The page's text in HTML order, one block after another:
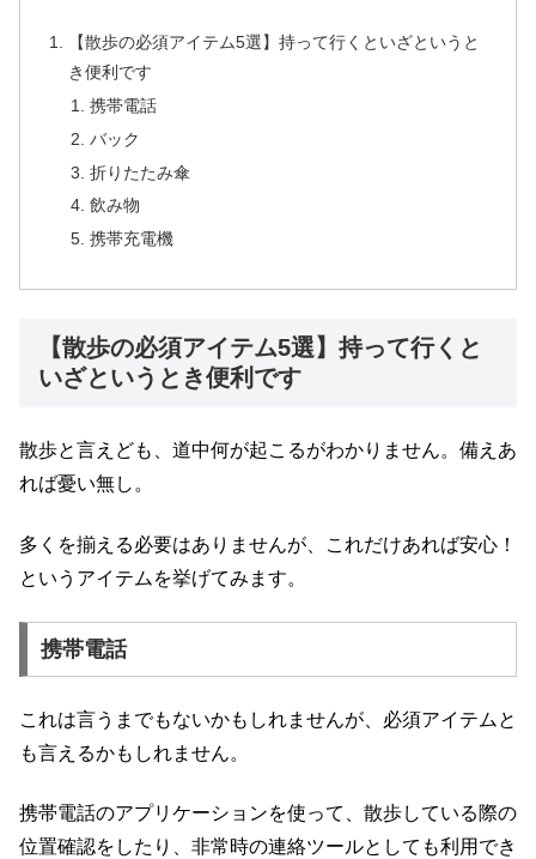
【散歩の必須アイテム5選】持って行くといざというと
き便利です
携帯電話
バック
折りたたみ傘
飲み物
携帯充電機
【散歩の必須アイテム5選】持って行くと
いざというとき便利です
散歩と言えども、道中何が起こるがわかりません。備えあ
れば憂い無し。
多くを揃える必要はありませんが、これだけあれば安心！
というアイテムを挙げてみます。
携帯電話
これは言うまでもないかもしれませんが、必須アイテムと
も言えるかもしれません。
携帯電話のアプリケーションを使って、散歩している際の
位置確認をしたり、非常時の連絡ツールとしても利用でき